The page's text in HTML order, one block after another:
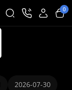
0
2026-07-30